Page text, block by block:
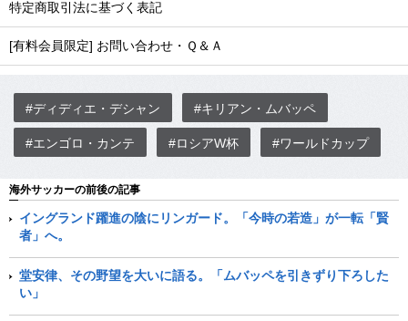
特定商取引法に基づく表記
[有料会員限定] お問い合わせ・Ｑ＆Ａ
#ディディエ・デシャン #キリアン・ムバッペ
#エンゴロ・カンテ #ロシアW杯 #ワールドカップ
海外サッカーの前後の記事
イングランド躍進の陰にリンガード。「今時の若造」が一転「賢
者」へ。
堂安律、その野望を大いに語る。「ムバッペを引きずり下ろした
い」